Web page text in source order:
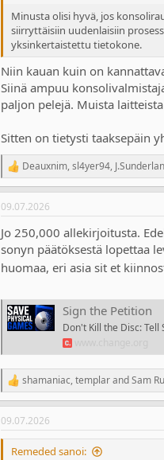
Minusta olisi hyvä, jos
siirryttäisiin uudenlaisiin
yksinkertaistettu tietokone.
Niin kauan kuin on
Siinä ampuu
paljon pelejä. Muista
Sitten on tietysti taaksepäin
R
e
a
c
i
o
s
Deauxnim, sl4yer94,
09.07.2026
Jo 250,000 allekirjoitusta.
sonyn päätöksestä lopettaa
huomaa, eri asia sit et
Sign the Petition
Don't Kill the Disc: Tell
R
e
a
c
t
shamaniac, templarandSam
09.07.2026
Remeded sanoi: